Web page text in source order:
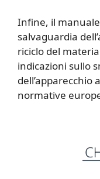
Infine, il
salvaguardia
riciclo del
indicazioni sullo
dell’apparecchio
normative